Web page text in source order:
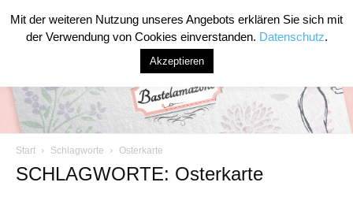
Bastelamazone
Start Schlagworte Osterkarte
SCHLAGWORTE: Osterkarte
Mit der weiteren Nutzung unseres Angebots erklären Sie sich mit
der Verwendung von Cookies einverstanden. Datenschutz.
Akzeptieren